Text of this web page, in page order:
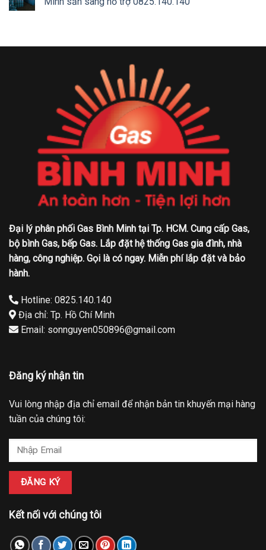
Đại lý phân phối Gas Bình Minh tại Tp. HCM. Cung cấp Gas,
bộ bình Gas, bếp Gas. Lắp đặt hệ thống Gas gia đình, nhà
hàng, công nghiệp. Gọi là có ngay. Miễn phí lắp đặt và bảo
hành.
Hotline: 0825.140.140
Địa chỉ: Tp. Hồ Chí Minh
Email: sonnguyen050896@gmail.com
Đăng ký nhận tin
Vui lòng nhập địa chỉ email để nhận bản tin khuyến mại hàng
tuần của chúng tôi:
Kết nối với chúng tôi